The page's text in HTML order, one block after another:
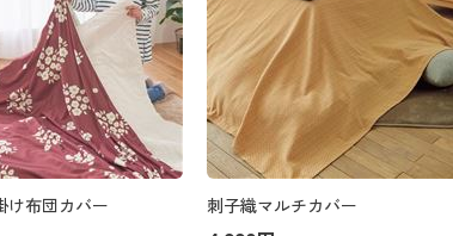
け布団カバー 刺子織マルチカバー